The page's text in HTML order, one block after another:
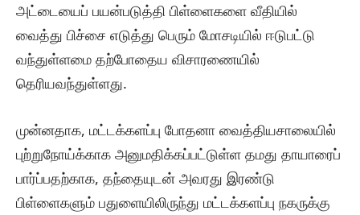
அட்டையைப் பயன்படுத்தி பிள்ளைகளை வீதியில்
வைத்து பிச்சை எடுத்து பெரும் மோசடியில் ஈடுபட்டு
வந்துள்ளமை தற்போதைய விசாரணையில்
தெரியவந்துள்ளது.
முன்னதாக, மட்டக்களப்பு போதனா வைத்தியசாலையில்
புற்றுநோய்க்காக அனுமதிக்கப்பட்டுள்ள தமது தாயாரைப்
பார்ப்பதற்காக, தந்தையுடன் அவரது இரண்டு
பிள்ளைகளும் பதுளையிலிருந்து மட்டக்களப்பு நகருக்கு